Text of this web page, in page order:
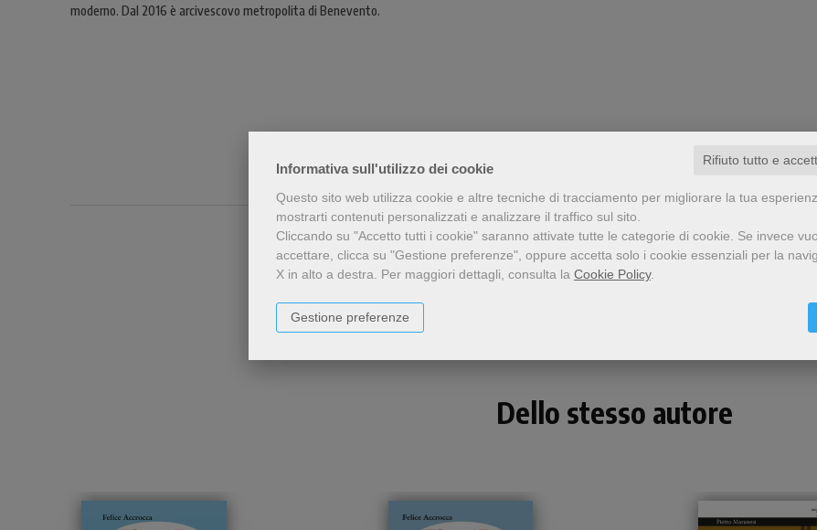
Informativa sull'utilizzo dei cookie
Rifiuto tutto e
Questo sito web utilizza cookie e altre tecniche di tracciamento per migliorare la tua
mostrarti contenuti personalizzati e analizzare il traffico sul sito.
Cliccando su "Accetto tutti i cookie" saranno attivate tutte le categorie di cookie. Se invece
accettare, clicca su "Gestione preferenze", oppure accetta solo i cookie essenziali per la
X in alto a destra. Per maggiori dettagli, consulta la Cookie Policy.
Gestione preferenze
moderno. Dal 2016 è arcivescovo metropolita di Benevento.
Condividi
Dello stesso autore